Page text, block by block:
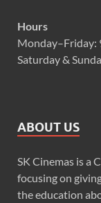
Hours
Saturday &
ABOUT US
SK Cinemas is a
focusing on
the education